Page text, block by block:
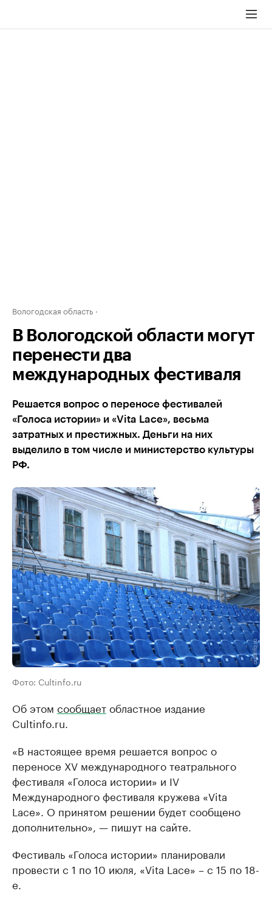
Вологодская область
В Вологодской области могут
перенести два
международных фестиваля
Решается вопрос о переносе фестивалей
«Голоса истории» и «Vita Lace», весьма
затратных и престижных. Деньги на них
выделило в том числе и министерство культуры
РФ.
Фото: Cultinfo.ru
Об этом сообщаетобластное издание
Cultinfo.ru.
«В настоящее время решается вопрос о
переносе XV международного театрального
фестиваля «Голоса истории» и IV
Международного фестиваля кружева «Vita
Lace». О принятом решении будет сообщено
дополнительно», — пишут на сайте.
Фестиваль «Голоса истории» планировали
провести с 1 по 10 июля, «Vita Lace» – с 15 по 18-
е.